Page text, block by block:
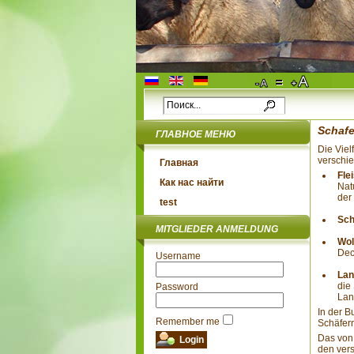
ГЛАВНОЕ МЕНЮ
Главная
Как нас найти
test
MITGLIEDER ANMELDUNG
Username
Password
Remember me
Die
der
die
In der
Das
den